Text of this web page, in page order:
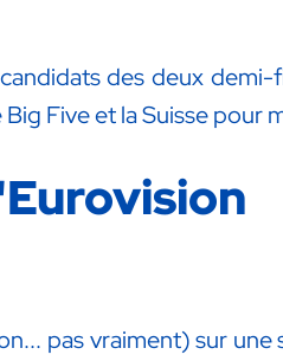
des deux
Five et la Suisse pour
pas vraiment) sur